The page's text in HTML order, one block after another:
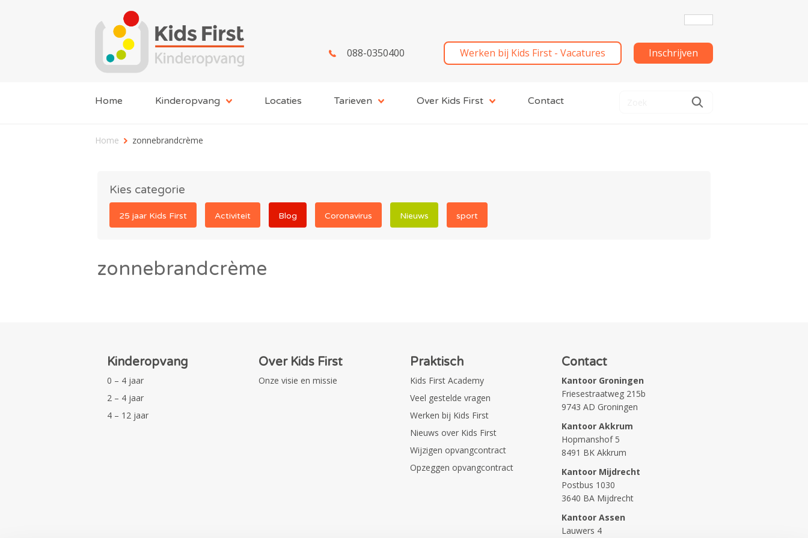
088-0350400 Werken bij Kids First - Vacatures Inschrijven
Home Kinderopvang Locaties Tarieven Over Kids First Contact
Home zonnebrandcrème
Kies categorie
25 jaar Kids First Activiteit Blog Coronavirus Nieuws sport
zonnebrandcrème
Kinderopvang
0 – 4 jaar
2 – 4 jaar
4 – 12 jaar
Over Kids First
Onze visie en missie
Praktisch
Kids First Academy
Veel gestelde vragen
Werken bij Kids First
Nieuws over Kids First
Wijzigen opvangcontract
Opzeggen opvangcontract
Contact
Kantoor Groningen
Friesestraatweg 215b
9743 AD Groningen
Kantoor Akkrum
Hopmanshof 5
8491 BK Akkrum
Kantoor Mijdrecht
Postbus 1030
3640 BA Mijdrecht
Kantoor Assen
Lauwers 4